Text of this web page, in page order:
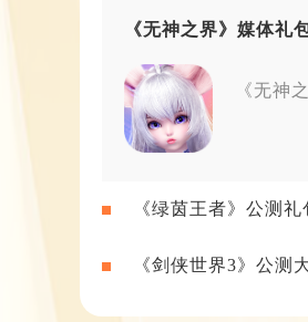
《无神之界》媒体礼
《无神
《绿茵王者》公测礼
《剑侠世界3》公测